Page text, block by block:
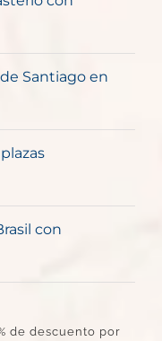
Santiago en
con
de descuento por